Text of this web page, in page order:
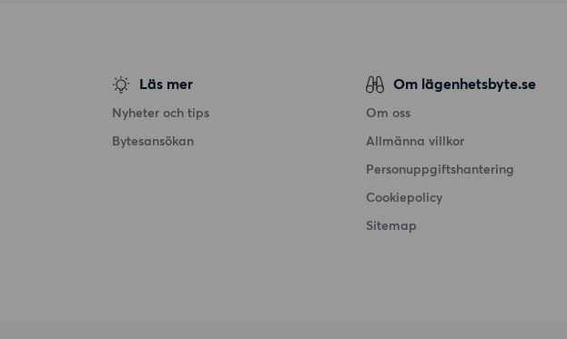
Läs mer
Nyheter och tips
Bytesansökan
Om lägenhetsbyte.se
Om oss
Allmänna villkor
Personuppgiftshantering
Cookiepolicy
Sitemap